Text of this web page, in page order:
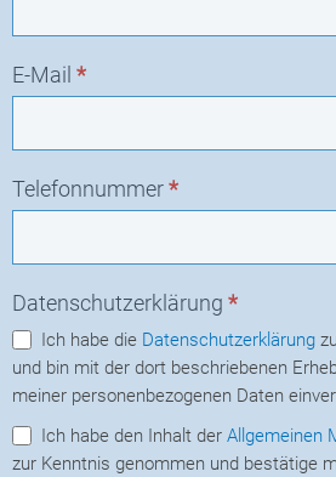
E-Mail *
Telefonnummer*
Datenschutzerklärung *
Ich habe die Datenschutzerklärung
und bin mit der dort beschriebenen
meiner personenbezogenen Daten
Ich habe den Inhalt der Allgemeinen
zur Kenntnis genommen und bestätige